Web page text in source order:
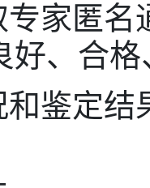
家匿名
好、合
鉴定结